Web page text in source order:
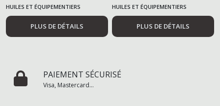
HUILES ET ÉQUIPEMENTIERS
AUTOMOBILES
PLUS DE DÉTAILS
HUILES ET ÉQUIPEMENTIERS
AUTOMOBILES
PLUS DE DÉTAILS
PAIEMENT SÉCURISÉ
Visa, Mastercard...